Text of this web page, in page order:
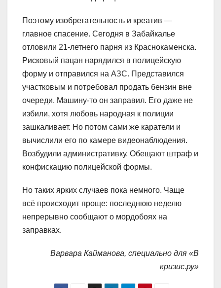
Поэтому изобретательность и креатив —
главное спасение. Сегодня в Забайкалье
отловили 21‑летнего парня из Краснокаменска.
Рисковый пацан нарядился в полицейскую
форму и отправился на АЗС. Представился
участковым и потребовал продать бензин вне
очереди. Машину-то он заправил. Его даже не
избили, хотя любовь народная к полиции
зашкаливает. Но потом сами же каратели и
вычислили его по камере видеонаблюдения.
Возбудили административку. Обещают штраф и
конфискацию полицейской формы.
Но таких ярких случаев пока немного. Чаще
всё происходит проще: последнюю неделю
непрерывно сообщают о мордобоях на
заправках.
Варвара Кайманова, специально для «В
кризис.ру»